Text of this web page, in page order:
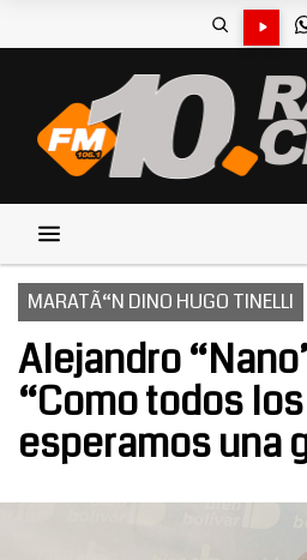
MARATÃ“N DINO HUGO TINELLI
Alejandro
“Como todos
esperamos una